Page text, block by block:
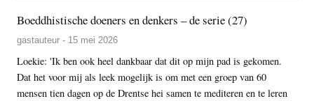
Boeddhistische doeners en denkers – de serie (27)
gastauteur - 15 mei 2026
Loekie: 'Ik ben ook heel dankbaar dat dit op mijn pad is gekomen.
Dat het voor mij als leek mogelijk is om met een groep van 60
mensen tien dagen op de Drentse hei samen te mediteren en te leren